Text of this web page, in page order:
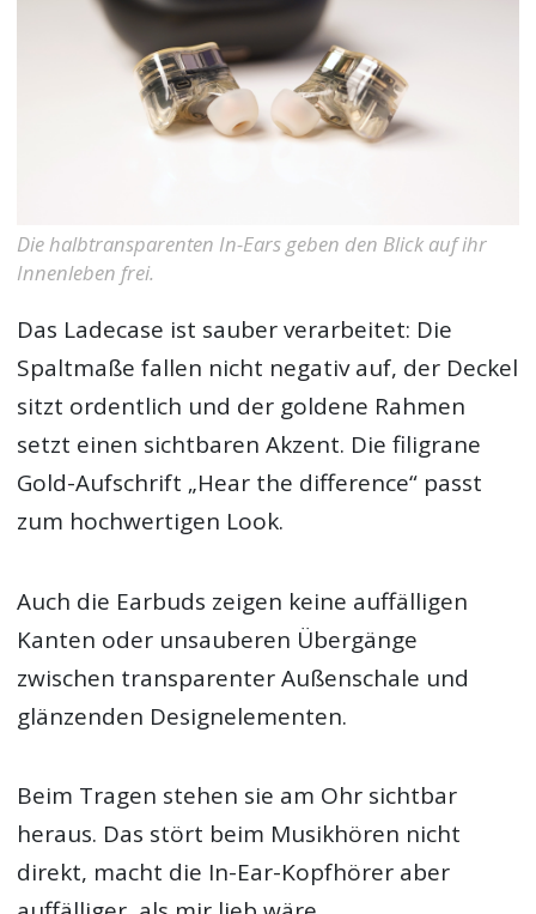
Die halbtransparenten In-Ears geben den Blick auf ihr
Innenleben frei.
Das Ladecase ist sauber verarbeitet: Die
Spaltmaße fallen nicht negativ auf, der Deckel
sitzt ordentlich und der goldene Rahmen
setzt einen sichtbaren Akzent. Die filigrane
Gold-Aufschrift „Hear the difference“ passt
zum hochwertigen Look.
Auch die Earbuds zeigen keine auffälligen
Kanten oder unsauberen Übergänge
zwischen transparenter Außenschale und
glänzenden Designelementen.
Beim Tragen stehen sie am Ohr sichtbar
heraus. Das stört beim Musikhören nicht
direkt, macht die In-Ear-Kopfhörer aber